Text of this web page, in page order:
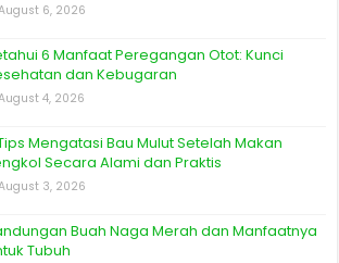
6, 2026
6 Manfaat Peregangan Otot: Kunci
dan Kebugaran
4, 2026
Mengatasi Bau Mulut Setelah Makan
Secara Alami dan Praktis
3, 2026
Buah Naga Merah dan Manfaatnya
Tubuh